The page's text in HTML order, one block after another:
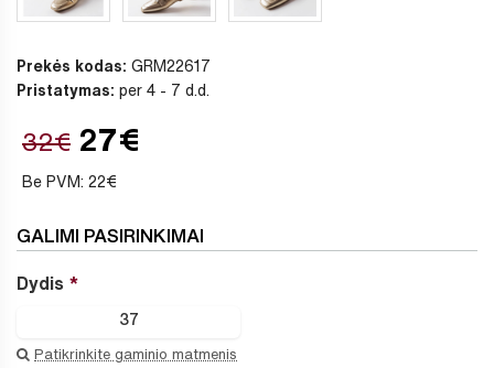
Prekės kodas: GRM22617
Pristatymas: per 4 - 7 d.d.
32€ 27€
Be PVM: 22€
GALIMI PASIRINKIMAI
Dydis
37
Patikrinkite gaminio matmenis